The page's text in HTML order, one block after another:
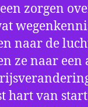
zorgen
naar de
ze naar
hart van